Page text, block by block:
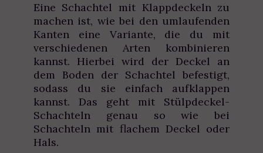
Eine Schachtel mit Klappdeckeln zu
machen ist, wie bei den umlaufenden
Kanten eine Variante, die du mit
verschiedenen Arten kombinieren
kannst. Hierbei wird der Deckel an
dem Boden der Schachtel befestigt,
sodass du sie einfach aufklappen
kannst. Das geht mit Stülpdeckel-
Schachteln genau so wie bei
Schachteln mit flachem Deckel oder
Hals.